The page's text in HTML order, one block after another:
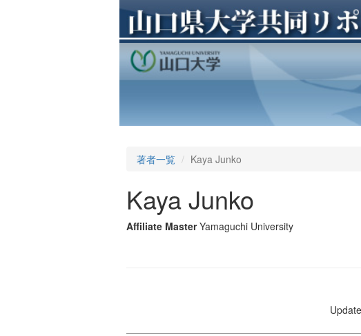
著者一覧 Kaya Junko
Kaya Junko
Affiliate Master Yamaguchi University